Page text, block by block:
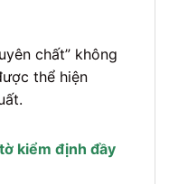
chất” không
thể hiện
kiểm định đầy